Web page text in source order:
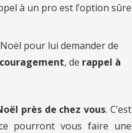
à un pro est l’option sûre
pour lui demander de
, de rappel à
près de chez vous. C’est
pourront vous faire une